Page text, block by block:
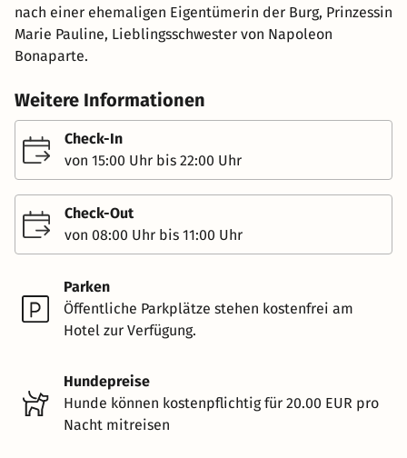
nach einer ehemaligen Eigentümerin der Burg, Prinzessin
Marie Pauline, Lieblingsschwester von Napoleon
Bonaparte.
Weitere Informationen
Check-In
von 15:00 Uhr bis 22:00 Uhr
Check-Out
von 08:00 Uhr bis 11:00 Uhr
Parken
Öffentliche Parkplätze stehen kostenfrei am
Hotel zur Verfügung.
Hundepreise
Hunde können kostenpflichtig für 20.00 EUR pro
Nacht mitreisen